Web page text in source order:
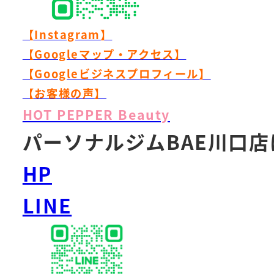
【Instagram】
【Googleマップ・アクセス】
【Googleビジネスプロフィール】
【お客様の声】
HOT PEPPER Beauty
パーソナルジムBAE川口店
HP
LINE